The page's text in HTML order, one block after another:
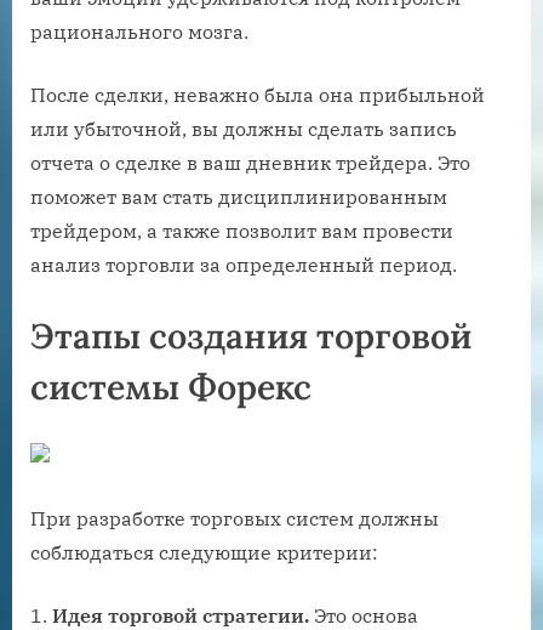
рационального мозга.
После сделки, неважно была она прибыльной
или убыточной, вы должны сделать запись
отчета о сделке в ваш дневник трейдера. Это
поможет вам стать дисциплинированным
трейдером, а также позволит вам провести
анализ торговли за определенный период.
Этапы создания торговой
системы Форекс
При разработке торговых систем должны
соблюдаться следующие критерии:
Идея торговой стратегии. Это основа